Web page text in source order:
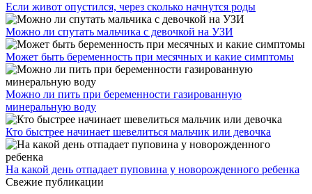
Если живот опустился, через сколько начнутся роды
Можно ли спутать мальчика с девочкой на УЗИ
Может быть беременность при месячных и какие симптомы
Можно ли пить при беременности газированную
минеральную воду
Кто быстрее начинает шевелиться мальчик или девочка
На какой день отпадает пуповина у новорожденного ребенка
Свежие публикации